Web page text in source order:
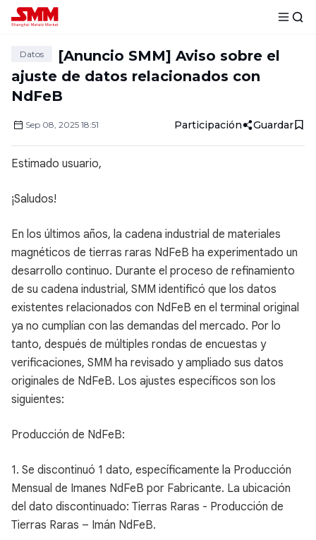
Datos
[Anuncio SMM] Aviso sobre el
ajuste de datos relacionados con
NdFeB
Sep 08, 2025 18:51 Participación Guardar
Estimado usuario,
¡Saludos!
En los últimos años, la cadena industrial de materiales
magnéticos de tierras raras NdFeB ha experimentado un
desarrollo continuo. Durante el proceso de refinamiento
de su cadena industrial, SMM identificó que los datos
existentes relacionados con NdFeB en el terminal original
ya no cumplían con las demandas del mercado. Por lo
tanto, después de múltiples rondas de encuestas y
verificaciones, SMM ha revisado y ampliado sus datos
originales de NdFeB. Los ajustes específicos son los
siguientes:
Producción de NdFeB:
1. Se discontinuó 1 dato, específicamente la Producción
Mensual de Imanes NdFeB por Fabricante. La ubicación
del dato discontinuado: Tierras Raras - Producción de
Tierras Raras – Imán NdFeB.